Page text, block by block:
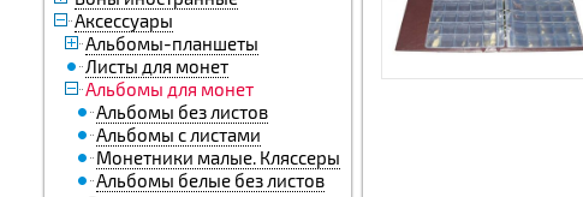
Аксессуары
Альбомы-планшеты
Листы для монет
Альбомы для монет
Альбомы без листов
Альбомы с листами
Монетники малые. Кляссеры
Альбомы белые без листов